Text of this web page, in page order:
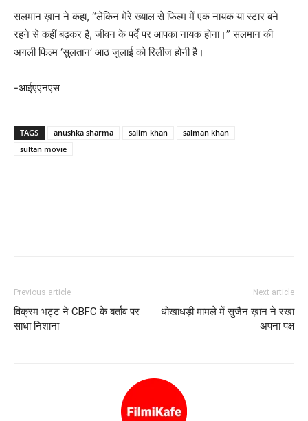
सलमान ख़ान ने कहा, “लेकिन मेरे ख्याल से फिल्म में एक नायक या स्टार बने
रहने से कहीं बढ़कर है, जीवन के पर्दे पर आपका नायक होना।” सलमान की
अगली फिल्म ‘सुलतान’ आठ जुलाई को रिलीज होनी है।
-आईएएनएस
TAGS anushka sharma salim khan
salman khan
sultan movie
Previous article
विक्रम भट्ट ने CBFC के बर्ताव पर
साधा निशाना
Next article
धोखाधड़ी मामले में सुजैन ख़ान ने रखा
अपना पक्ष